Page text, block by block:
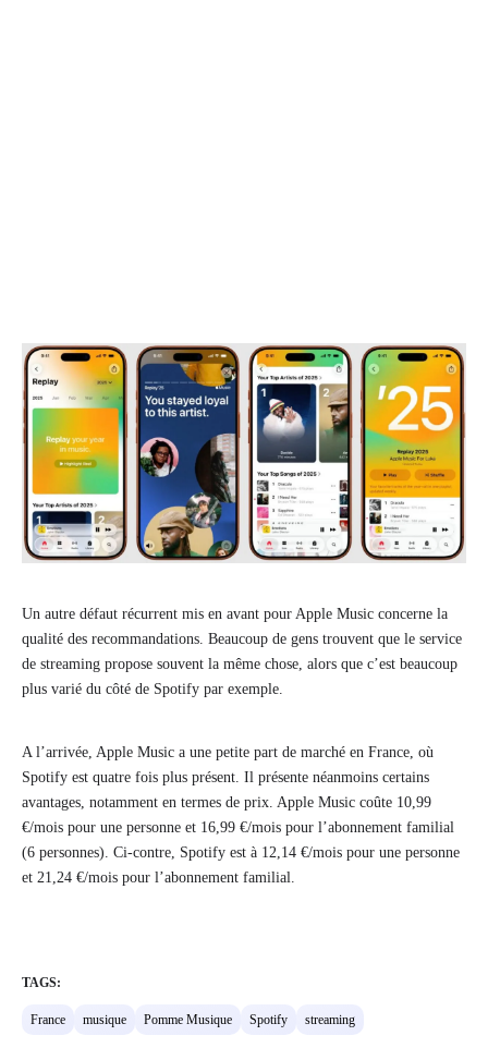
Un autre défaut récurrent mis en avant pour Apple Music concerne la
qualité des recommandations. Beaucoup de gens trouvent que le service
de streaming propose souvent la même chose, alors que c’est beaucoup
plus varié du côté de Spotify par exemple.
A l’arrivée, Apple Music a une petite part de marché en France, où
Spotify est quatre fois plus présent. Il présente néanmoins certains
avantages, notamment en termes de prix. Apple Music coûte 10,99
€/mois pour une personne et 16,99 €/mois pour l’abonnement familial
(6 personnes). Ci-contre, Spotify est à 12,14 €/mois pour une personne
et 21,24 €/mois pour l’abonnement familial.
TAGS:
France musique Pomme Musique Spotify streaming